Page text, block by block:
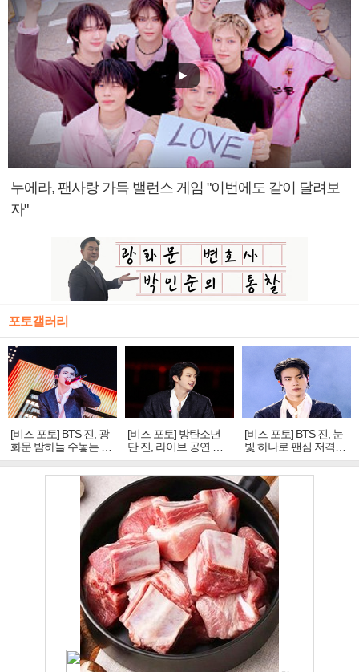
누에라, 팬사랑 가득 밸런스 게임 "이번에도 같이 달려보
자"
포토갤러리
[비즈 포토] BTS 진, 광
화문 밤하늘 수놓는 '비
주얼 킹'의 열창
[비즈 포토] 방탄소년
단 진, 라이브 공연 중
빛나는 독보적 아우라
[비즈 포토] BTS 진, 눈
빛 하나로 팬심 저격…
독보적 카리스마